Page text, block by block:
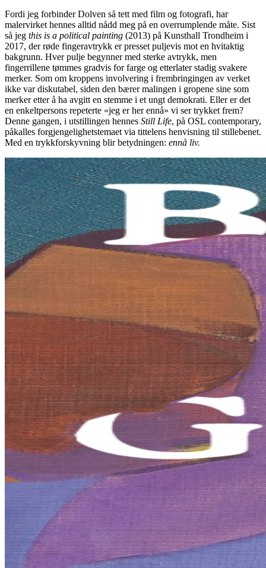
Fordi jeg forbinder Dolven så tett med film og fotografi, har
malervirket hennes alltid nådd meg på en overrumplende måte. Sist
så jeg this is a political painting (2013) på Kunsthall Trondheim i
2017, der røde fingeravtrykk er presset puljevis mot en hvitaktig
bakgrunn. Hver pulje begynner med sterke avtrykk, men
fingerrillene tømmes gradvis for farge og etterlater stadig svakere
merker. Som om kroppens involvering i frembringingen av verket
ikke var diskutabel, siden den bærer malingen i gropene sine som
merker etter å ha avgitt en stemme i et ungt demokrati. Eller er det
en enkeltpersons repeterte «jeg er her ennå» vi ser trykket frem?
Denne gangen, i utstillingen hennes Still Life, på OSL contemporary,
påkalles forgjengelighetstemaet via tittelens henvisning til stillebenet.
Med en trykkforskyvning blir betydningen: ennå liv.